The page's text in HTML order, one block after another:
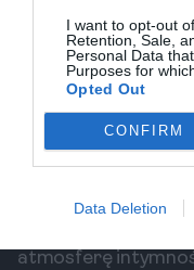
I want to opt-out
Retention, Sale,
Personal Data
Purposes for
Opted Out
CONFIRM
Data Deletion
Relaks i
klimacie
Górskie powietrze,
warunki do
Poza sezonem, gdy
można w pełni
psychicznym
atmosferę